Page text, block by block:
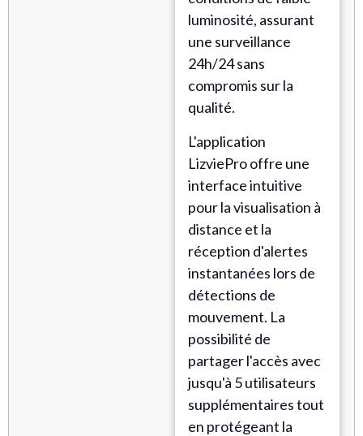
luminosité, assurant
une surveillance
24h/24 sans
compromis sur la
qualité.
L'application
LizviePro offre une
interface intuitive
pour la visualisation à
distance et la
réception d'alertes
instantanées lors de
détections de
mouvement. La
possibilité de
partager l'accès avec
jusqu'à 5 utilisateurs
supplémentaires tout
en protégeant la